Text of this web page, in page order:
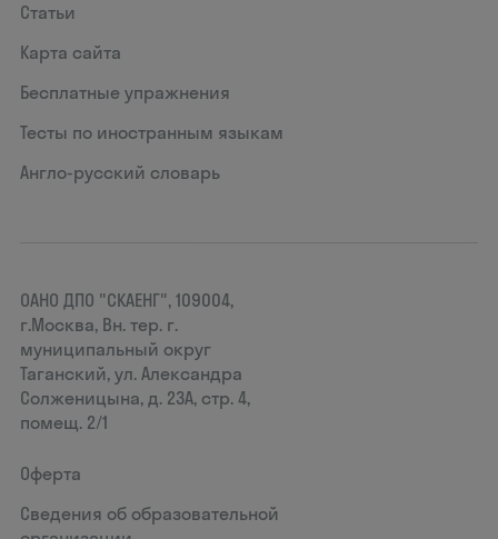
Статьи
Карта сайта
Бесплатные упражнения
Тесты по иностранным языкам
Англо-русский словарь
ОАНО ДПО "СКАЕНГ", 109004,
г.Москва, Вн. тер. г.
муниципальный округ
Таганский, ул. Александра
Солженицына, д. 23А, стр. 4,
помещ. 2/1
Оферта
Сведения об образовательной